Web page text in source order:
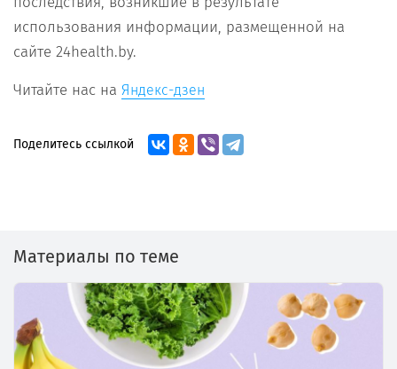
использования информации, размещенной на
сайте 24health.by.
Читайте нас на Яндекс-дзен
Поделитесь ссылкой
Материалы по теме